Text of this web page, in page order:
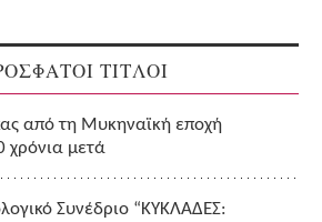
ΤΙΤΛΟΙ
από τη Μυκηναϊκή εποχή
χρόνια μετά
Συνέδριο “ΚΥΚΛΑΔΕΣ: